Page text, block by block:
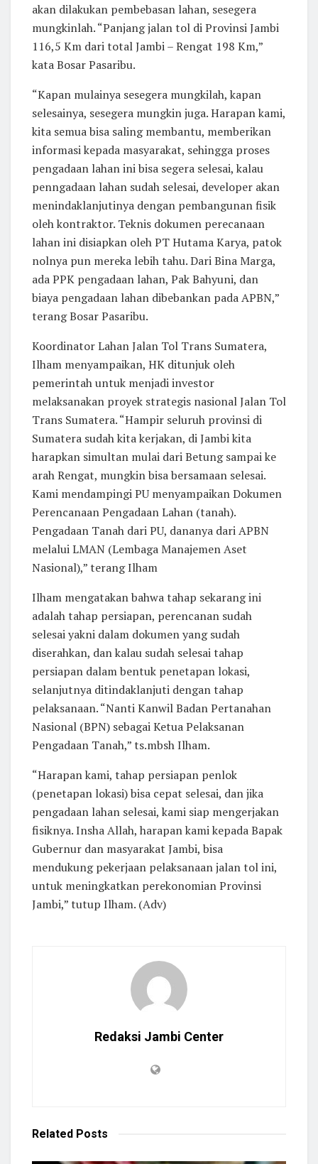
akan dilakukan pembebasan lahan, sesegera
mungkinlah. “Panjang jalan tol di Provinsi Jambi
116,5 Km dari total Jambi – Rengat 198 Km,”
kata Bosar Pasaribu.
“Kapan mulainya sesegera mungkilah, kapan
selesainya, sesegera mungkin juga. Harapan kami,
kita semua bisa saling membantu, memberikan
informasi kepada masyarakat, sehingga proses
pengadaan lahan ini bisa segera selesai, kalau
penngadaan lahan sudah selesai, developer akan
menindaklanjutinya dengan pembangunan fisik
oleh kontraktor. Teknis dokumen perecanaan
lahan ini disiapkan oleh PT Hutama Karya, patok
nolnya pun mereka lebih tahu. Dari Bina Marga,
ada PPK pengadaan lahan, Pak Bahyuni, dan
biaya pengadaan lahan dibebankan pada APBN,”
terang Bosar Pasaribu.
Koordinator Lahan Jalan Tol Trans Sumatera,
Ilham menyampaikan, HK ditunjuk oleh
pemerintah untuk menjadi investor
melaksanakan proyek strategis nasional Jalan Tol
Trans Sumatera. “Hampir seluruh provinsi di
Sumatera sudah kita kerjakan, di Jambi kita
harapkan simultan mulai dari Betung sampai ke
arah Rengat, mungkin bisa bersamaan selesai.
Kami mendampingi PU menyampaikan Dokumen
Perencanaan Pengadaan Lahan (tanah).
Pengadaan Tanah dari PU, dananya dari APBN
melalui LMAN (Lembaga Manajemen Aset
Nasional),” terang Ilham
Ilham mengatakan bahwa tahap sekarang ini
adalah tahap persiapan, perencanan sudah
selesai yakni dalam dokumen yang sudah
diserahkan, dan kalau sudah selesai tahap
persiapan dalam bentuk penetapan lokasi,
selanjutnya ditindaklanjuti dengan tahap
pelaksanaan. “Nanti Kanwil Badan Pertanahan
Nasional (BPN) sebagai Ketua Pelaksanan
Pengadaan Tanah,” ts.mbsh Ilham.
“Harapan kami, tahap persiapan penlok
(penetapan lokasi) bisa cepat selesai, dan jika
pengadaan lahan selesai, kami siap mengerjakan
fisiknya. Insha Allah, harapan kami kepada Bapak
Gubernur dan masyarakat Jambi, bisa
mendukung pekerjaan pelaksanaan jalan tol ini,
untuk meningkatkan perekonomian Provinsi
Jambi,” tutup Ilham. (Adv)
Redaksi Jambi Center
Related Posts